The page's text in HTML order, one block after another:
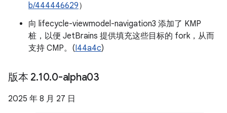
b/444446629）
向 lifecycle-viewmodel-navigation3 添加了 KMP
桩，以便 JetBrains 提供填充这些目标的 fork，从而
支持 CMP。(I44a4c)
版本 2.10.0-alpha03
2025 年 8 月 27 日